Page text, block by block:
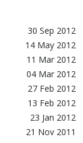
30 Sep 2012
14 May 2012
11 Mar 2012
04 Mar 2012
27 Feb 2012
13 Feb 2012
23 Jan 2012
21 Nov 2011